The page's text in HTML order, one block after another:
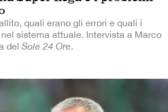
quali erano gli errori e quali i
sistema attuale. Intervista a Marco
del Sole 24 Ore.